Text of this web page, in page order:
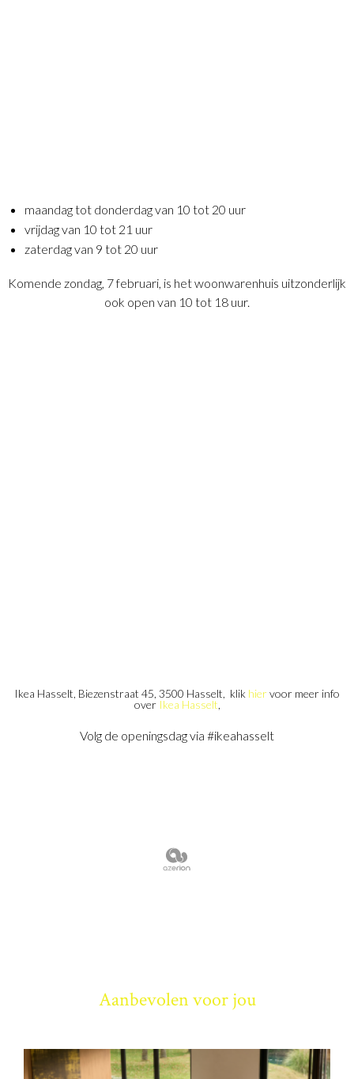
maandag tot donderdag van 10 tot 20 uur
vrijdag van 10 tot 21 uur
zaterdag van 9 tot 20 uur
Komende zondag, 7 februari, is het woonwarenhuis uitzonderlijk
ook open van 10 tot 18 uur.
Ikea Hasselt, Biezenstraat 45, 3500 Hasselt, klik hiervoor meer info
over Ikea Hasselt,
Volg de openingsdag via #ikeahasselt
Aanbevolen voor jou